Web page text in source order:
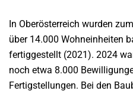
In Oberösterreich wurden
über 14.000 Wohneinheiten
fertiggestellt (2021). 2024
noch etwa 8.000
Fertigstellungen. Bei den